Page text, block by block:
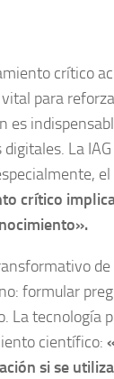
crítico
vital para
es
La
crítico
formular
La tecnología
científico:
si se